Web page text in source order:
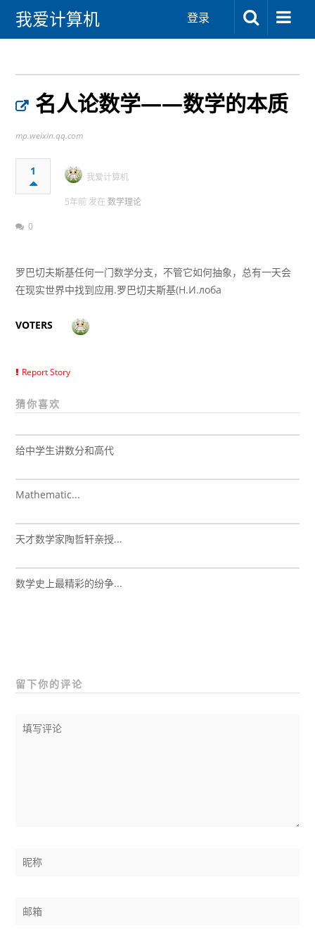
我爱计算机 登录
名人论数学——数学的本质
mp.weixin.qq.com
1 我爱计算机
5年前 发在数学理论
0
罗巴切夫斯基任何一门数学分支，不管它如何抽象，总有一天会
在现实世界中找到应用.罗巴切夫斯基(Н.И.лоба
VOTERS
Report Story
猜你喜欢
给中学生讲数分和高代
Mathematic...
天才数学家陶哲轩亲授...
数学史上最精彩的纷争...
留下你的评论